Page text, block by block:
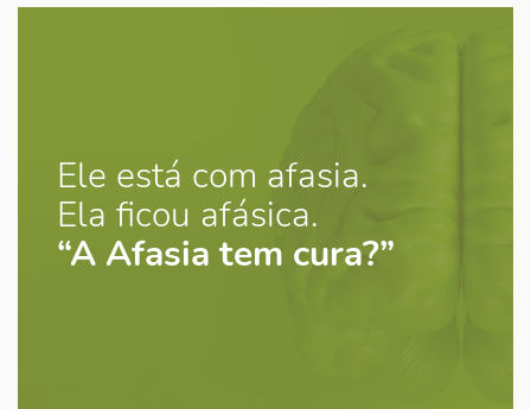
Ele está com afasia.
Ela ficou afásica.
“A Afasia tem cura?”